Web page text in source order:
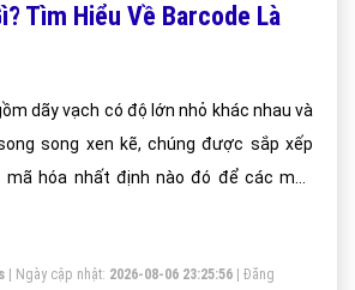
Tìm Hiểu Về Barcode Là
dãy vạch có độ lớn nhỏ khác nhau và
song xen kẽ, chúng được sắp xếp
hóa nhất định nào đó để các máy
| Ngày cập nhật: 2026-08-06 23:25:56
Đăng